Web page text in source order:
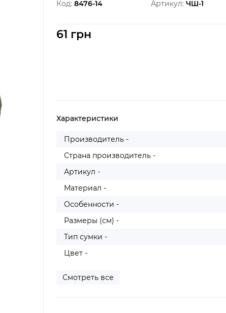
Код: 8476-14 Артикул: ЧШ-1
61 грн
Характеристики
Производитель -
Страна производитель -
Артикул -
Материал -
Особенности -
Размеры (см) -
Тип сумки -
Цвет -
Смотреть все